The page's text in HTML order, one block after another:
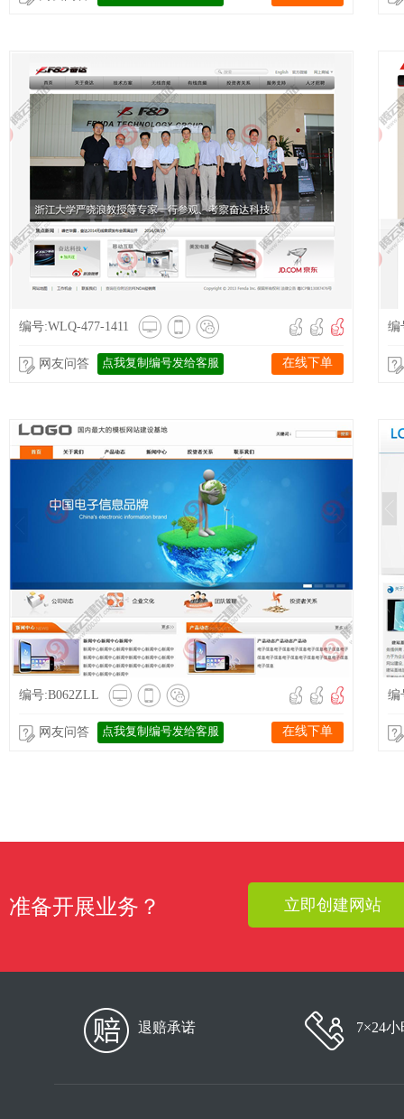
编号:WLQ-477-1411
网友问答 点我复制编号发给客服 在线下单
编
编号:B062ZLL
网友问答 点我复制编号发给客服 在线下单
编
准备开展业务？ 立即创建网站
退赔承诺 7×24